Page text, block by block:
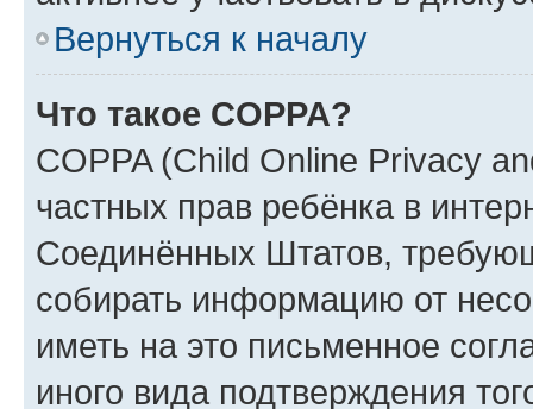
Вернуться к началу
Что такое COPPA?
COPPA (Child Online Privacy
частных прав ребёнка в
Соединённых Штатов,
собирать информацию от
иметь на это письменное
иного вида подтверждения